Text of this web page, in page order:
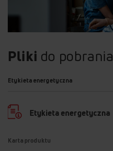
Pliki do pobrania
Etykieta energetyczna
Etykieta energetyczna
Karta produktu